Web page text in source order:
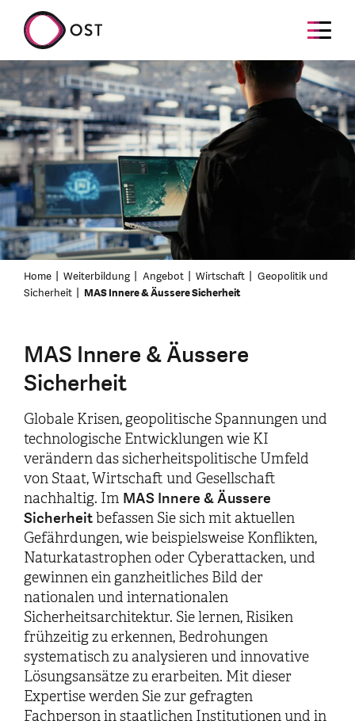
Home Weiterbildung Angebot Wirtschaft
Geopolitik und
Sicherheit
MAS Innere & Äussere Sicherheit
MAS Innere & Äussere
Sicherheit
Globale Krisen, geopolitische Spannungen und
technologische Entwicklungen wie KI
verändern das sicherheitspolitische Umfeld
von Staat, Wirtschaft und Gesellschaft
nachhaltig. Im MAS Innere & Äussere
Sicherheitbefassen Sie sich mit aktuellen
Gefährdungen, wie beispielsweise Konflikten,
Naturkatastrophen oder Cyberattacken, und
gewinnen ein ganzheitliches Bild der
nationalen und internationalen
Sicherheitsarchitektur. Sie lernen, Risiken
frühzeitig zu erkennen, Bedrohungen
systematisch zu analysieren und innovative
Lösungsansätze zu erarbeiten. Mit dieser
Expertise werden Sie zur gefragten
Fachperson in staatlichen Institutionen und in